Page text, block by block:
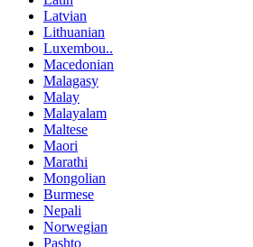
Latvian
Lithuanian
Luxembou..
Macedonian
Malagasy
Malay
Malayalam
Maltese
Maori
Marathi
Mongolian
Burmese
Nepali
Norwegian
Pashto